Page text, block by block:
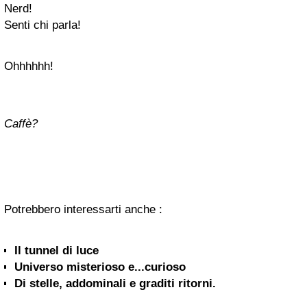
Nerd!
Senti chi parla!
Ohhhhhh!
Caffè?
Potrebbero interessarti anche :
Il tunnel di luce
Universo misterioso e...curioso
Di stelle, addominali e graditi ritorni.